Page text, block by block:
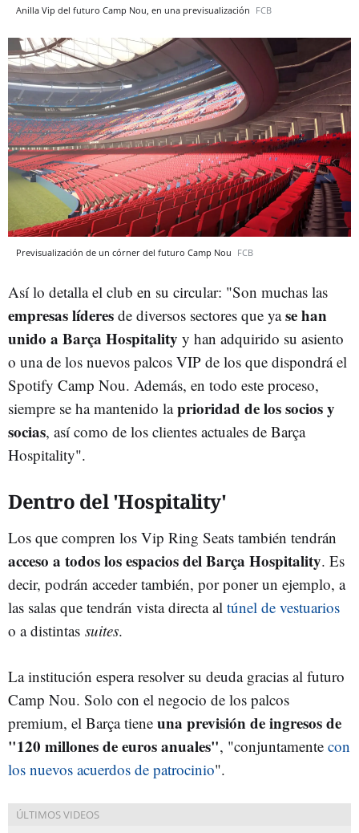
Anilla Vip del futuro Camp Nou, en una previsualización FCB
Previsualización de un córner del futuro Camp Nou FCB
Así lo detalla el club en su circular: "Son muchas las
empresas líderes de diversos sectores que yase han
unido a Barça Hospitality y han adquirido su asiento
o una de los nuevos palcos VIP de los que dispondrá el
Spotify Camp Nou. Además, en todo este proceso,
siempre se ha mantenido laprioridad de los socios y
socias, así como de los clientes actuales de Barça
Hospitality".
Dentro del 'Hospitality'
Los que compren los Vip Ring Seats también tendrán
acceso a todos los espacios del Barça Hospitality. Es
decir, podrán acceder también, por poner un ejemplo, a
las salas que tendrán vista directa al túnel de vestuarios
o a distintas suites.
La institución espera resolver su deuda gracias al futuro
Camp Nou. Solo con el negocio de los palcos
premium, el Barça tiene una previsión de ingresos de
"120 millones de euros anuales", "conjuntamente con
los nuevos acuerdos de patrocinio".